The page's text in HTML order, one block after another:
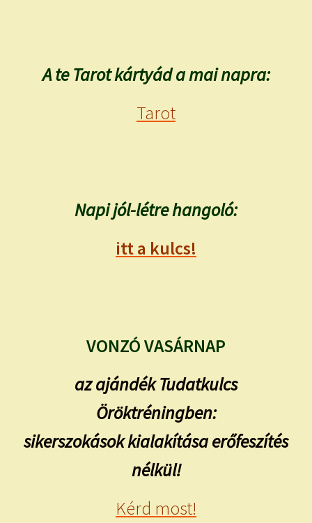
A te Tarot kártyád a mai napra:
Tarot
Napi jól-létre hangoló:
itt a kulcs!
VONZÓ VASÁRNAP
az ajándék Tudatkulcs
Öröktréningben:
sikerszokások kialakítása erőfeszítés
nélkül!
Kérd most!